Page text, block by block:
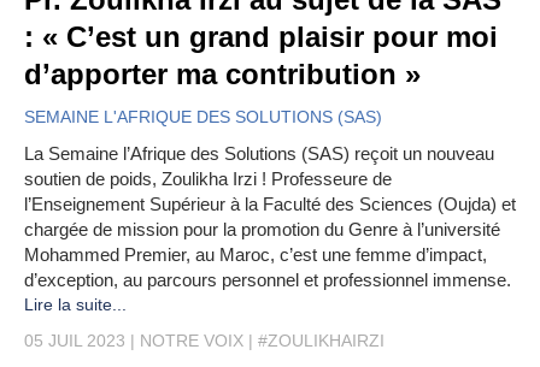
: « C’est un grand plaisir pour moi
d’apporter ma contribution »
SEMAINE L'AFRIQUE DES SOLUTIONS (SAS)
La Semaine l’Afrique des Solutions (SAS) reçoit un nouveau
soutien de poids, Zoulikha Irzi ! Professeure de
l’Enseignement Supérieur à la Faculté des Sciences (Oujda) et
chargée de mission pour la promotion du Genre à l’université
Mohammed Premier, au Maroc, c’est une femme d’impact,
d’exception, au parcours personnel et professionnel immense.
Lire la suite...
05 JUIL 2023
NOTRE VOIX #ZOULIKHAIRZI